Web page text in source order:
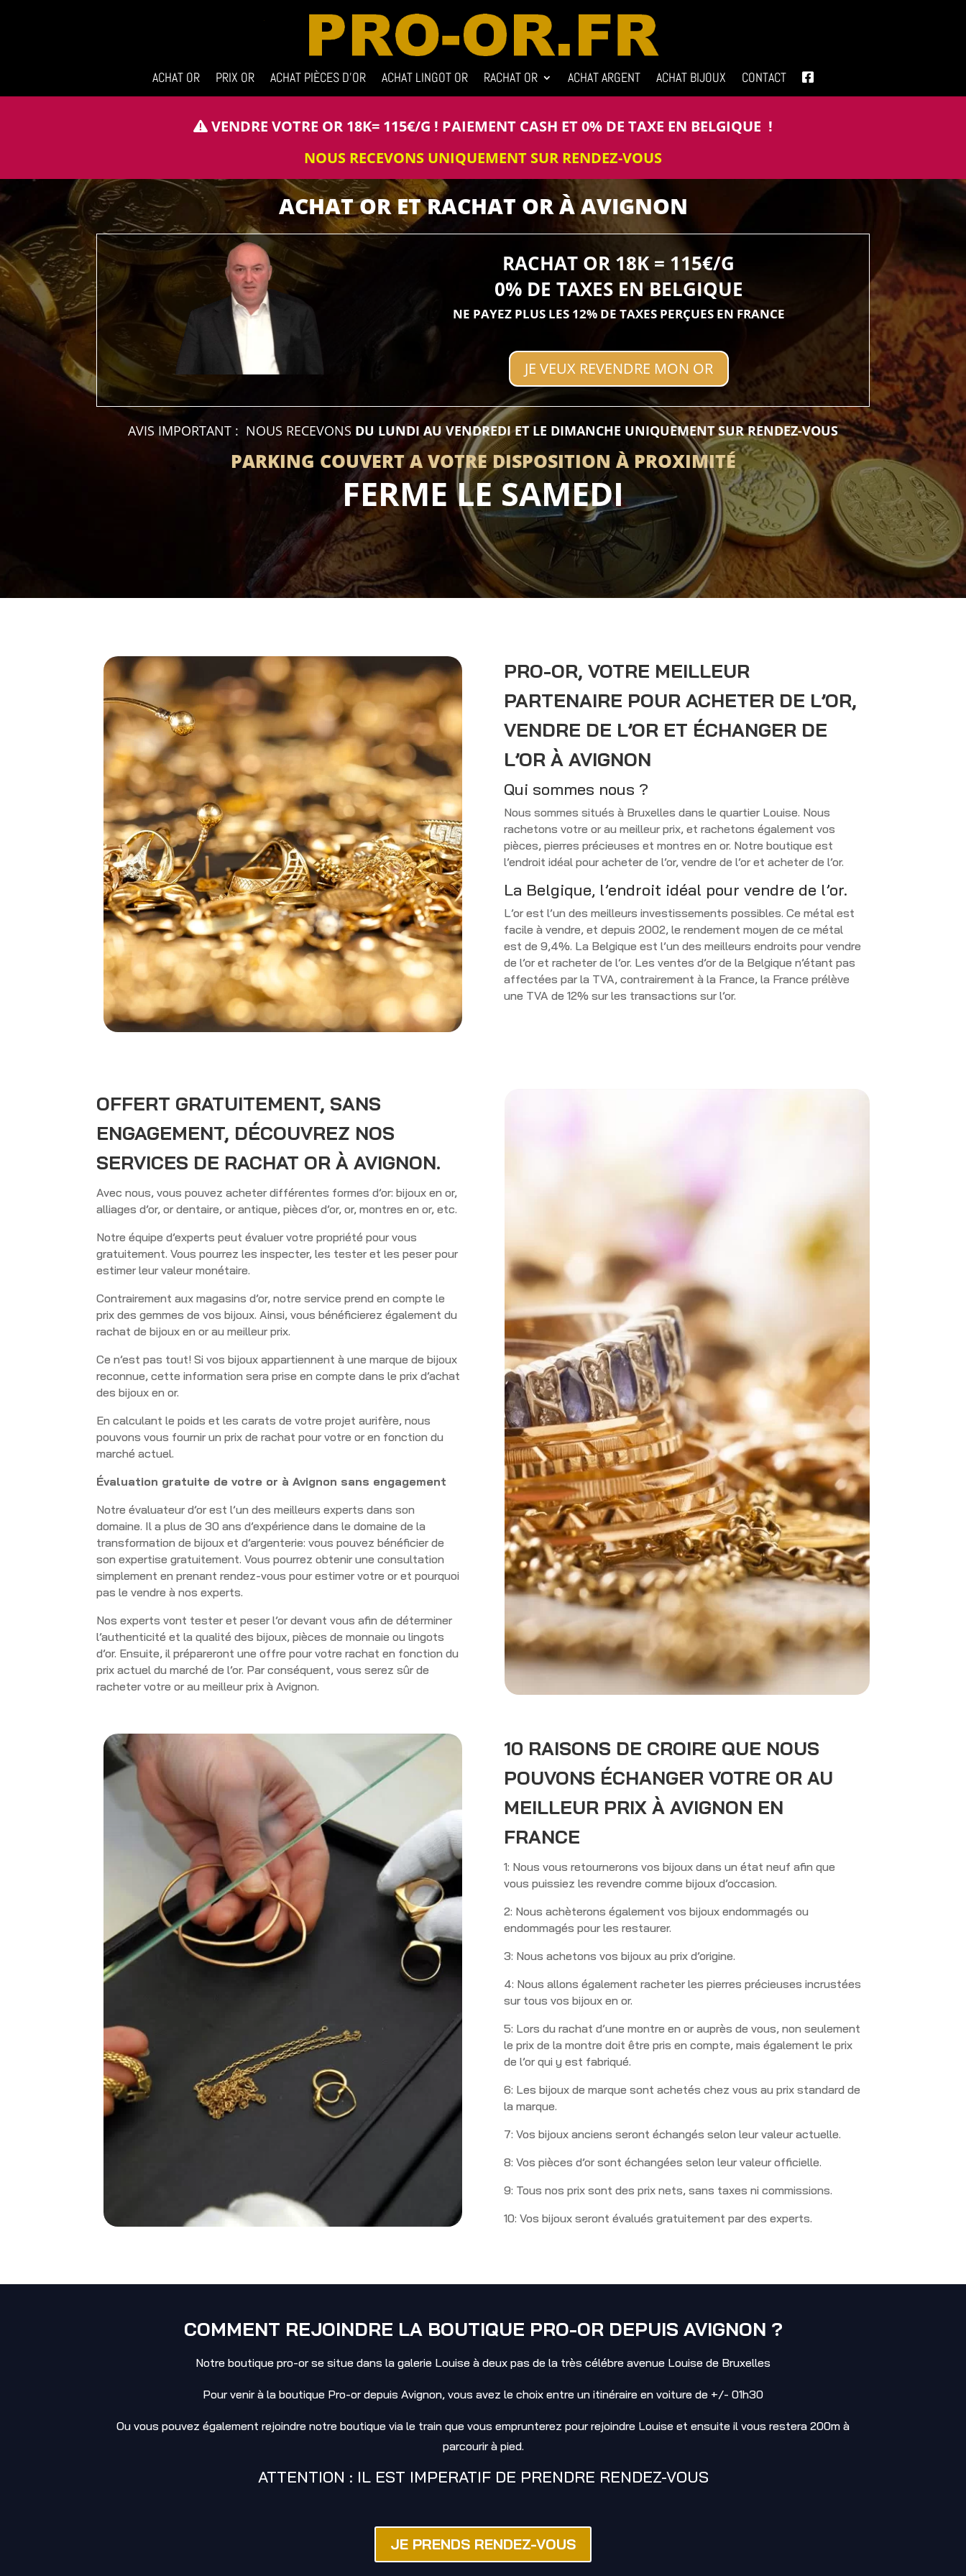
ACHAT OR PRIX OR ACHAT PIÈCES D’OR ACHAT LINGOT OR RACHAT OR ACHAT ARGENT ACHAT BIJOUX CONTACT
VENDRE VOTRE OR 18K= 115€/G ! PAIEMENT CASH ET 0% DE TAXE EN BELGIQUE !
NOUS RECEVONS UNIQUEMENT SUR RENDEZ-VOUS
ACHAT OR ET RACHAT OR À AVIGNON
RACHAT OR 18K = 115€/G
0% DE TAXES EN BELGIQUE
NE PAYEZ PLUS LES 12% DE TAXES PERÇUES EN FRANCE
JE VEUX REVENDRE MON OR
AVIS IMPORTANT : NOUS RECEVONS DU LUNDI AU VENDREDI ET LE DIMANCHE UNIQUEMENT SUR RENDEZ-VOUS
PARKING COUVERT A VOTRE DISPOSITION À PROXIMITÉ
FERME LE SAMEDI
PRO-OR, VOTRE MEILLEUR
PARTENAIRE POUR ACHETER DE L’OR,
VENDRE DE L’OR ET ÉCHANGER DE
L’OR À AVIGNON
Qui sommes nous ?
Nous sommes situés à Bruxelles dans le quartier Louise. Nous
rachetons votre or au meilleur prix, et rachetons également vos
pièces, pierres précieuses et montres en or. Notre boutique est
l’endroit idéal pour acheter de l’or, vendre de l’or et acheter de l’or.
La Belgique, l’endroit idéal pour vendre de l’or.
L’or est l’un des meilleurs investissements possibles. Ce métal est
facile à vendre, et depuis 2002, le rendement moyen de ce métal
est de 9,4%. La Belgique est l’un des meilleurs endroits pour vendre
de l’or et racheter de l’or. Les ventes d’or de la Belgique n’étant pas
affectées par la TVA, contrairement à la France, la France prélève
une TVA de 12% sur les transactions sur l’or.
OFFERT GRATUITEMENT, SANS
ENGAGEMENT, DÉCOUVREZ NOS
SERVICES DE RACHAT OR À AVIGNON.
Avec nous, vous pouvez acheter différentes formes d’or: bijoux en or,
alliages d’or, or dentaire, or antique, pièces d’or, or, montres en or, etc.
Notre équipe d’experts peut évaluer votre propriété pour vous
gratuitement. Vous pourrez les inspecter, les tester et les peser pour
estimer leur valeur monétaire.
Contrairement aux magasins d’or, notre service prend en compte le
prix des gemmes de vos bijoux. Ainsi, vous bénéficierez également du
rachat de bijoux en or au meilleur prix.
Ce n’est pas tout! Si vos bijoux appartiennent à une marque de bijoux
reconnue, cette information sera prise en compte dans le prix d’achat
des bijoux en or.
En calculant le poids et les carats de votre projet aurifère, nous
pouvons vous fournir un prix de rachat pour votre or en fonction du
marché actuel.
Évaluation gratuite de votre or à Avignon sans engagement
Notre évaluateur d’or est l’un des meilleurs experts dans son
domaine. Il a plus de 30 ans d’expérience dans le domaine de la
transformation de bijoux et d’argenterie: vous pouvez bénéficier de
son expertise gratuitement. Vous pourrez obtenir une consultation
simplement en prenant rendez-vous pour estimer votre or et pourquoi
pas le vendre à nos experts.
Nos experts vont tester et peser l’or devant vous afin de déterminer
l’authenticité et la qualité des bijoux, pièces de monnaie ou lingots
d’or. Ensuite, il prépareront une offre pour votre rachat en fonction du
prix actuel du marché de l’or. Par conséquent, vous serez sûr de
racheter votre or au meilleur prix à Avignon.
10 RAISONS DE CROIRE QUE NOUS
POUVONS ÉCHANGER VOTRE OR AU
MEILLEUR PRIX À AVIGNON EN
FRANCE
1: Nous vous retournerons vos bijoux dans un état neuf afin que
vous puissiez les revendre comme bijoux d’occasion.
2: Nous achèterons également vos bijoux endommagés ou
endommagés pour les restaurer.
3: Nous achetons vos bijoux au prix d’origine.
4: Nous allons également racheter les pierres précieuses incrustées
sur tous vos bijoux en or.
5: Lors du rachat d’une montre en or auprès de vous, non seulement
le prix de la montre doit être pris en compte, mais également le prix
de l’or qui y est fabriqué.
6: Les bijoux de marque sont achetés chez vous au prix standard de
la marque.
7: Vos bijoux anciens seront échangés selon leur valeur actuelle.
8: Vos pièces d’or sont échangées selon leur valeur officielle.
9: Tous nos prix sont des prix nets, sans taxes ni commissions.
10: Vos bijoux seront évalués gratuitement par des experts.
COMMENT REJOINDRE LA BOUTIQUE PRO-OR DEPUIS AVIGNON ?
Notre boutique pro-or se situe dans la galerie Louise à deux pas de la très célébre avenue Louise de Bruxelles
Pour venir à la boutique Pro-or depuis Avignon, vous avez le choix entre un itinéraire en voiture de +/- 01h30
Ou vous pouvez également rejoindre notre boutique via le train que vous emprunterez pour rejoindre Louise et ensuite il vous restera 200m à
parcourir à pied.
ATTENTION : IL EST IMPERATIF DE PRENDRE RENDEZ-VOUS
JE PRENDS RENDEZ-VOUS